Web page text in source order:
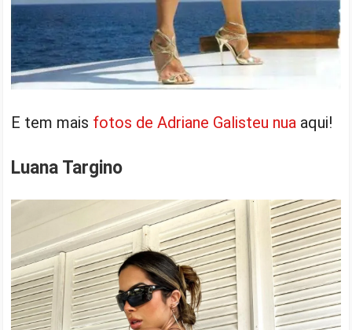
E tem mais fotos de Adriane Galisteu nua aqui!
Luana Targino